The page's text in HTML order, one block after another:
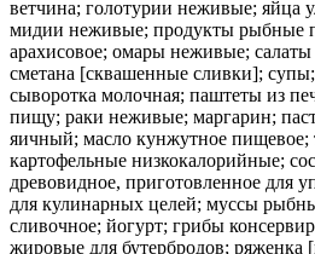
ветчина; голотурии неживые; яйца
мидии неживые; продукты рыбные
арахисовое; омары неживые;
сметана [сквашенные сливки];
сыворотка молочная; паштеты из
пищу; раки неживые; маргарин;
яичный; масло кунжутное
картофельные низкокалорийные;
древовидное, приготовленное
для кулинарных целей; муссы
сливочное; йогурт; грибы
жировые для бутербродов; ряженка